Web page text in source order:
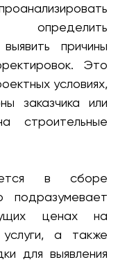
определить
причины
Это
условиях,
заказчика или
строительные
в сборе
подразумевает
ценах на
а также
для выявления